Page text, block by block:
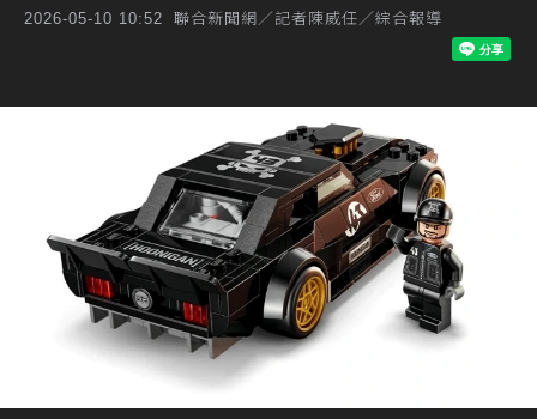
2026-05-10 10:52 聯合新聞網／記者陳威任／綜合報導